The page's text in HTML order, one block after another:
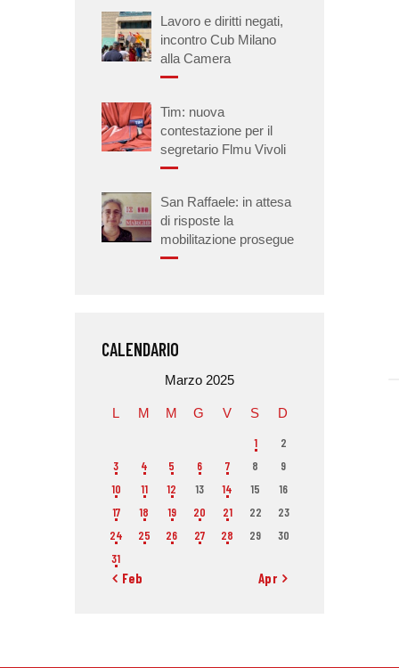
Lavoro e diritti negati,
incontro Cub Milano
alla Camera
Tim: nuova
contestazione per il
segretario Flmu Vivoli
San Raffaele: in attesa
di risposte la
mobilitazione prosegue
CALENDARIO
Marzo 2025
L M M G V S D
1
2
3
4 5 6 7 8
9
10
11 12 13 14 15
16
17
18 19 20 21 22
23
24
25 26 27 28 29
30
31
« Feb Apr »